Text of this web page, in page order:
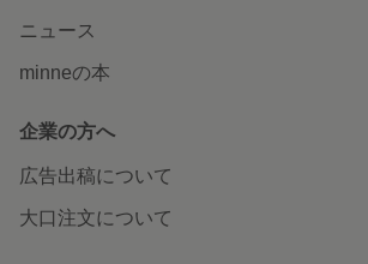
ニュース
minneの本
企業の方へ
広告出稿について
大口注文について